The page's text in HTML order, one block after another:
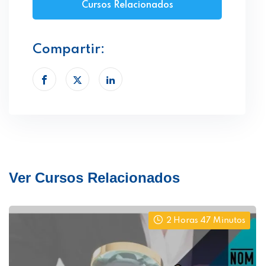
Cursos Relacionados
Compartir:
Ver Cursos Relacionados
2 Horas 47 Minutos